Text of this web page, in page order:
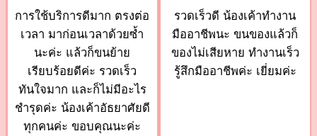
การใช้บริการดีมาก ตรงต่อ
เวลา มาก่อนเวลาด้วยซ้ำ
นะค่ะ แล้วก็ขนย้าย
เรียบร้อยดีค่ะ รวดเร็ว
ทันใจมาก และก็ไม่มีอะไร
ชำรุดค่ะ น้องเค้าอัธยาศัยดี
ทุกคนค่ะ ขอบคุณนะค่ะ
รวดเร็วดี น้องเค้าทำงาน
มืออาชีพนะ ขนของแล้วก็
ของไม่เสียหาย ทำงานเร็ว
รู้สึกมืออาชีพค่ะ เยี่ยมค่ะ